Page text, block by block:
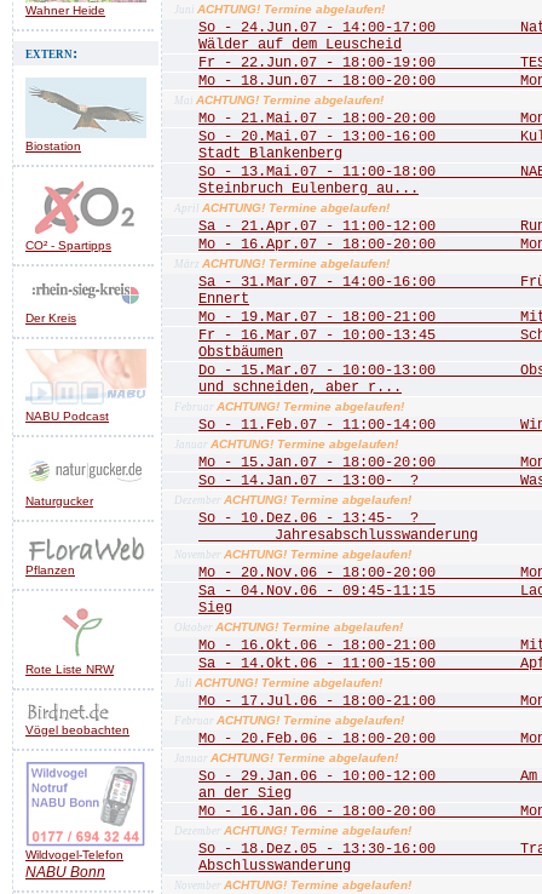
Wahner Heide
extern:
Biostation
CO² - Spartipps
Der Kreis
NABU Podcast
Naturgucker
Pflanzen
Rote Liste NRW
Vögel beobachten
Wildvogel-Telefon
NABU Bonn
Juni ACHTUNG! Termine abgelaufen!
So - 24.Jun.07 - 14:00-17:00
Wälder auf dem Leuscheid
Fr - 22.Jun.07 - 18:00-19:00 TEST
Mo - 18.Jun.07 - 18:00-20:00
Mai ACHTUNG! Termine abgelaufen!
Mo - 21.Mai.07 - 18:00-20:00
So - 20.Mai.07 - 13:00-16:00
Stadt Blankenberg
So - 13.Mai.07 - 11:00-18:00
Steinbruch Eulenberg au...
April ACHTUNG! Termine abgelaufen!
Sa - 21.Apr.07 - 11:00-12:00 Rund
Mo - 16.Apr.07 - 18:00-20:00
März ACHTUNG! Termine abgelaufen!
Sa - 31.Mar.07 - 14:00-16:00
Ennert
Mo - 19.Mar.07 - 18:00-21:00
Fr - 16.Mar.07 - 10:00-13:45
Obstbäumen
Do - 15.Mar.07 - 10:00-13:00
und schneiden, aber r...
Februar ACHTUNG! Termine abgelaufen!
So - 11.Feb.07 - 11:00-14:00
Januar ACHTUNG! Termine abgelaufen!
Mo - 15.Jan.07 - 18:00-20:00
So - 14.Jan.07 - 13:00- ?
Dezember ACHTUNG! Termine abgelaufen!
So - 10.Dez.06 - 13:45- ?
Jahresabschlusswanderung
November ACHTUNG! Termine abgelaufen!
Mo - 20.Nov.06 - 18:00-20:00
Sa - 04.Nov.06 - 09:45-11:15
Sieg
Oktober ACHTUNG! Termine abgelaufen!
Mo - 16.Okt.06 - 18:00-21:00
Sa - 14.Okt.06 - 11:00-15:00
Juli ACHTUNG! Termine abgelaufen!
Mo - 17.Jul.06 - 18:00-21:00
Februar ACHTUNG! Termine abgelaufen!
Mo - 20.Feb.06 - 18:00-20:00
Januar ACHTUNG! Termine abgelaufen!
So - 29.Jan.06 - 10:00-12:00 Am
an der Sieg
Mo - 16.Jan.06 - 18:00-20:00
Dezember ACHTUNG! Termine abgelaufen!
So - 18.Dez.05 - 13:30-16:00
Abschlusswanderung
November ACHTUNG! Termine abgelaufen!